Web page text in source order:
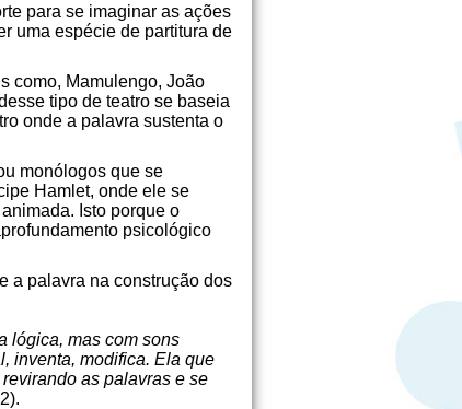
para se imaginar as ações
uma espécie de partitura de
como, Mamulengo, João
tipo de teatro se baseia
onde a palavra sustenta o
monólogos que se
Hamlet, onde ele se
Isto porque o
psicológico
a palavra na construção dos
lógica, mas com sons
inventa, modifica. Ela que
as palavras e se